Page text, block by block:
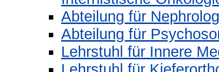
Abteilung für
Abteilung für
Lehrstuhl für Innere